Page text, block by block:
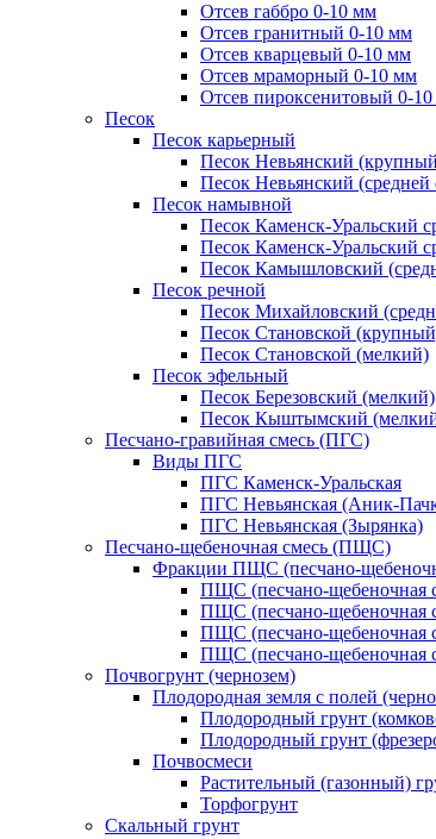
Отсев габбро 0-10 мм
Отсев гранитный 0-10 мм
Отсев кварцевый 0-10 мм
Отсев мраморный 0-10 мм
Отсев пироксенитовый 0-
Песок
Песок карьерный
Песок Невьянский
Песок Невьянский
Песок намывной
Песок Каменск-Уральский
Песок Каменск-Уральский
Песок Камышловский
Песок речной
Песок Михайловский
Песок Становской
Песок Становской (мелкий)
Песок эфельный
Песок Березовский (мелкий)
Песок Кыштымский
Песчано-гравийная смесь (ПГС)
Виды ПГС
ПГС Каменск-Уральская
ПГС Невьянская (Аник-
ПГС Невьянская (Зырянка)
Песчано-щебеночная смесь (ПЩС)
Фракции ПЩС (песчано-
ПЩС (песчано-щебеночная
ПЩС (песчано-щебеночная
ПЩС (песчано-щебеночная
ПЩС (песчано-щебеночная
Почвогрунт (чернозем)
Плодородная земля с полей
Плодородный грунт
Плодородный грунт
Почвосмеси
Растительный (газонный)
Торфогрунт
Скальный грунт